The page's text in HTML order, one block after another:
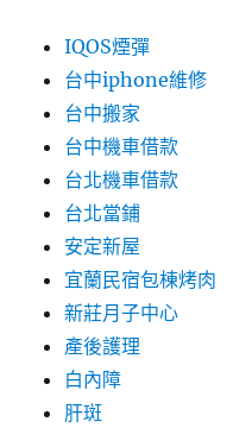
IQOS煙彈
台中iphone維修
台中搬家
台中機車借款
台北機車借款
台北當鋪
安定新屋
宜蘭民宿包棟烤肉
新莊月子中心
產後護理
白內障
肝斑